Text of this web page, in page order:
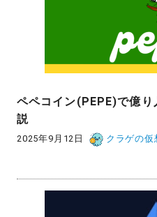
ペペコイン(PEPE)で億
説
2025年9月12日 クラゲの仮